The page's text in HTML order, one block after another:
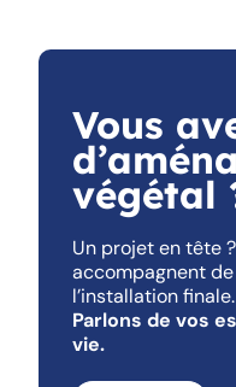
Vous
végétal
Un projet en tête
accompagnent
l’installation finale.
Parlons de vos
vie.